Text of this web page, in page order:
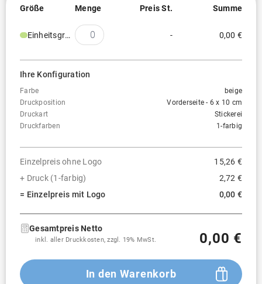
Größe Menge Preis St. Summe
Einheitsgröße - 0,00 €
Ihre Konfiguration
Farbe
beige
Druckposition
Vorderseite - 6 x 10 cm
Druckart
Stickerei
Druckfarben
1-farbig
Einzelpreis ohne Logo
15,26 €
+ Druck (1-farbig)
2,72 €
= Einzelpreis mit Logo
0,00 €
Gesamtpreis Netto
inkl. aller Druckkosten, zzgl. 19% MwSt. 0,00 €
In den Warenkorb